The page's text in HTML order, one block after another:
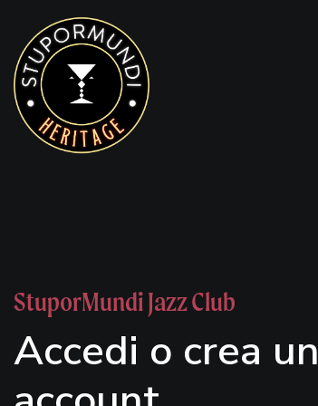
content
StuporMundi Jazz Club
Accedi o crea un